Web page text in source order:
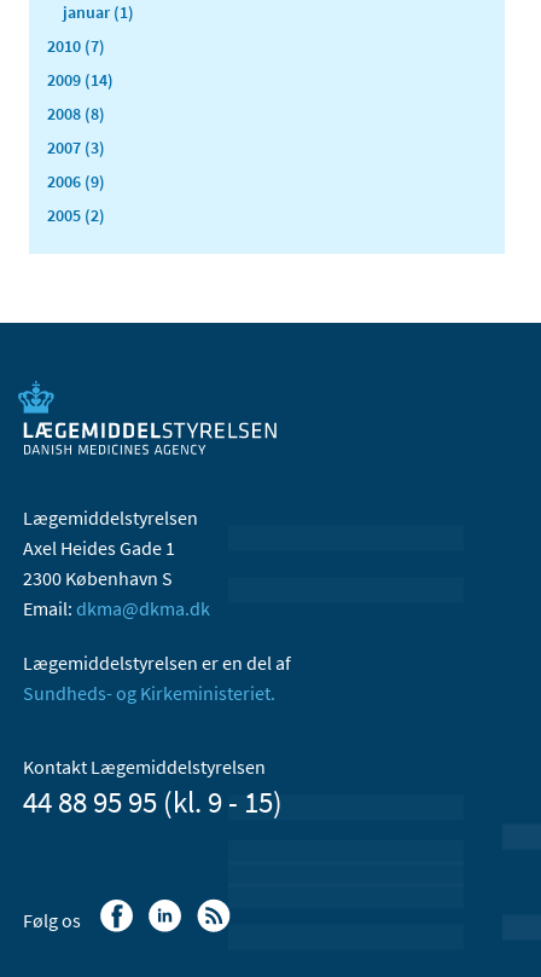
januar (1)
2010 (7)
2009 (14)
2008 (8)
2007 (3)
2006 (9)
2005 (2)
Lægemiddelstyrelsen
Axel Heides Gade 1
2300 København S
Email: dkma@dkma.dk
Lægemiddelstyrelsen er en del af
Sundheds- og Kirkeministeriet.
Kontakt Lægemiddelstyrelsen
44 88 95 95 (kl. 9 - 15)
Følg os